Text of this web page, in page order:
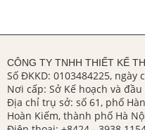
CÔNG TY TNHH THIẾT KẾ
Số ĐKKD: 0103484225, ngày
Nơi cấp: Sở Kế hoạch và
Địa chỉ trụ sở: số 61, phố
Hoàn Kiếm, thành phố Hà